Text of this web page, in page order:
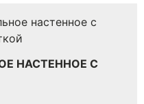
НАСТЕННОЕ С